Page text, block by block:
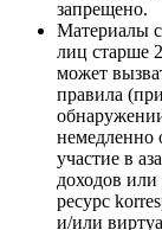
запрещено.
Материалы
лиц старше
может
правила
немедленно
участие в
доходов
ресурс
и/или